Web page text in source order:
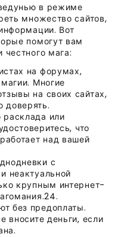
в режиме
множество сайтов,
Вот
помогут вам
мага:
на форумах,
Многие
на своих сайтах,
доверять.
расклада или
что
над вашей
с
неактуальной
крупным интернет-
без предоплаты.
вносите деньги, если